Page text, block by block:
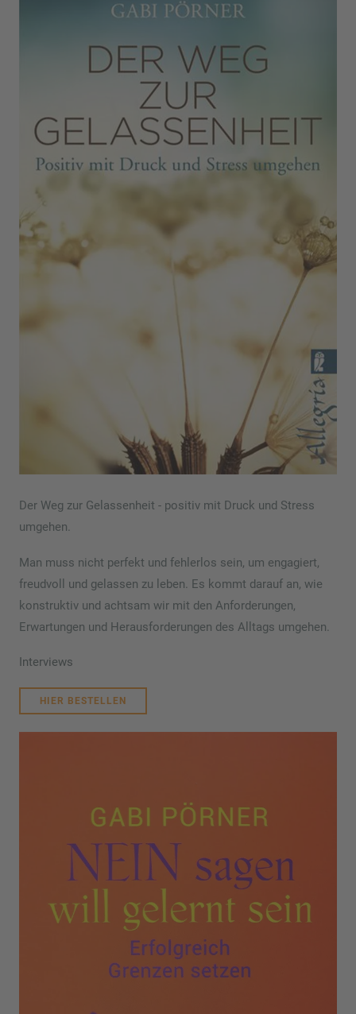
Der Weg zur Gelassenheit - positiv mit Druck und Stress
umgehen.
Man muss nicht perfekt und fehlerlos sein, um engagiert,
freudvoll und gelassen zu leben. Es kommt darauf an, wie
konstruktiv und achtsam wir mit den Anforderungen,
Erwartungen und Herausforderungen des Alltags umgehen.
Interviews
HIER BESTELLEN